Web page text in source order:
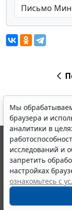
Мы
браузера и
аналитики в
исследований и
запретить
настройках
ознакомьтесь с
© ООО "НПП
выпускается с
являются
информации
Портал ГАРАНТ.РУ
издания